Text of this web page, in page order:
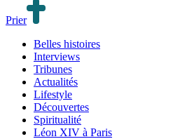
Prier
Belles histoires
Interviews
Tribunes
Actualités
Lifestyle
Découvertes
Spiritualité
Léon XIV à Paris